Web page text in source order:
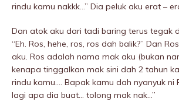
rindu kamu nakkk…” Dia peIuk aku erat –
Dan atok aku dari tadi baring terus tegak
“Eh. Ros, hehe, ros, ros dah balik?” Dan
aku. Ros adalah nama mak aku (bukan
kenapa tinggalkan mak sini dah 2 tahun
rindu kamu…. Bapak kamu dah nyanyuk ni
lagi apa dia buat… tolong mak nak…”